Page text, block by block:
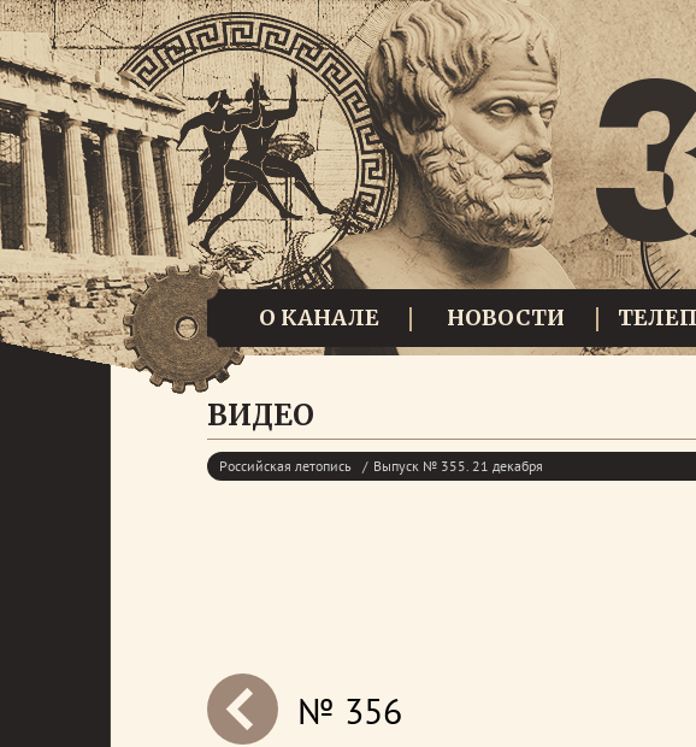
О КАНАЛЕ НОВОСТИ
ВИДЕО
Российская летопись Выпуск № 355. 21 декабря
next№ 356